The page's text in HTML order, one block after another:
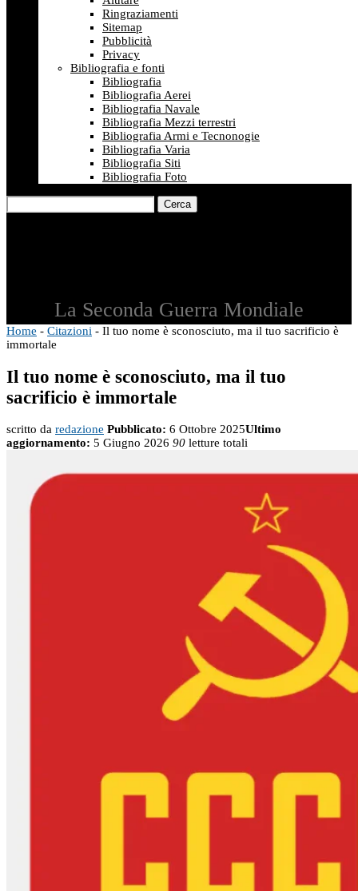
Ringraziamenti
Sitemap
Pubblicità
Privacy
Bibliografia e fonti
Bibliografia
Bibliografia Aerei
Bibliografia Navale
Bibliografia Mezzi terrestri
Bibliografia Armi e Tecnonogie
Bibliografia Varia
Bibliografia Siti
Bibliografia Foto
Cerca
La Seconda Guerra Mondiale
Home - Citazioni - Il tuo nome è sconosciuto, ma il tuo sacrificio è
immortale
Il tuo nome è sconosciuto, ma il tuo
sacrificio è immortale
scritto da redazione Pubblicato: 6 Ottobre 2025Ultimo
aggiornamento: 5 Giugno 2026 90 letture totali